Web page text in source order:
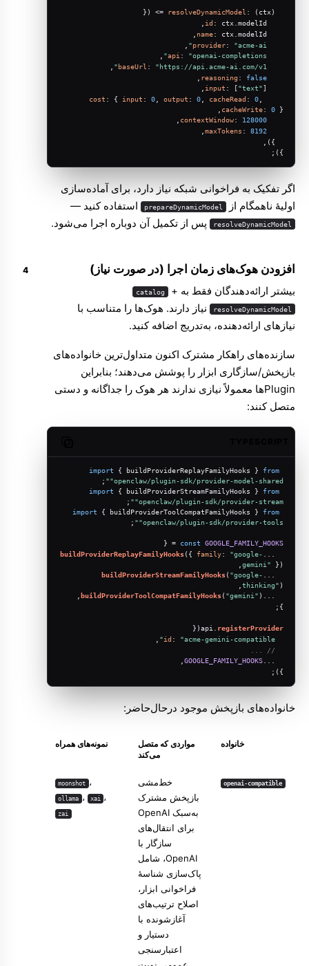
resolveDynamicModel : ( ctx) =>
({
id : ctx. modelId
name: ctx. modelId
provider: "acme-ai"
api : "openai-completions"
baseUrl : "https://api.acme-ai.com/v1"
reasoning : false
input : ["text"],
cost : { input : 0 output : 0 cacheRead : 0
cacheWrite: 0 },
contextWindow: 128000
maxTokens : 8192
});
اگر تفکیک به فراخوانی شبکه نیاز دارد، برای آماده‌سازی
اولیهٔ ناهمگام از
prepareDynamicModel استفاده کنید —
resolveDynamicModel پس از تکمیل آن دوباره اجرا می‌شود.
افزودن هوک‌های زمان اجرا (در صورت نیاز)
بیشتر ارائه‌دهندگان فقط به catalog +
resolveDynamicModel نیاز دارند. هوک‌ها را متناسب با
نیازهای ارائه‌دهنده، به‌تدریج اضافه کنید.
سازنده‌های راهکار مشترک اکنون متداول‌ترین خانواده‌های
بازپخش/سازگاری ابزار را پوشش می‌دهند؛ بنابراین
Pluginها معمولاً نیازی ندارند هر هوک را جداگانه و دستی
متصل کنند:
import { buildProviderReplayFamilyHooks } from
"openclaw/plugin-sdk/provider-model-shared"
;
import { buildProviderStreamFamilyHooks } from
"openclaw/plugin-sdk/provider-stream"
;
import { buildProviderToolCompatFamilyHooks } from
"openclaw/plugin-sdk/provider-tools"
;
const GOOGLE_FAMILY_HOOKS
= {
buildProviderReplayFamilyHooks({ family: "google-
gemini" }),
buildProviderStreamFamilyHooks( "google-
thinking" ),
buildProviderToolCompatFamilyHooks( "gemini" ),
};
api. registerProvider
({
id : "acme-gemini-compatible"
// ...
GOOGLE_FAMILY_HOOKS
,
});
خانواده‌های بازپخش موجود درحال‌حاضر:
خانواده
مواردی که متصل
می‌کند
نمونه‌های همراه
openai-compatible
خط‌مشی
بازپخش مشترک
به‌سبک OpenAI
برای انتقال‌های
سازگار با
OpenAI، شامل
پاک‌سازی شناسهٔ
فراخوانی ابزار،
اصلاح ترتیب‌های
آغازشونده با
دستیار و
اعتبارسنجی
moonshot ،
ollama ، xai ،
zai